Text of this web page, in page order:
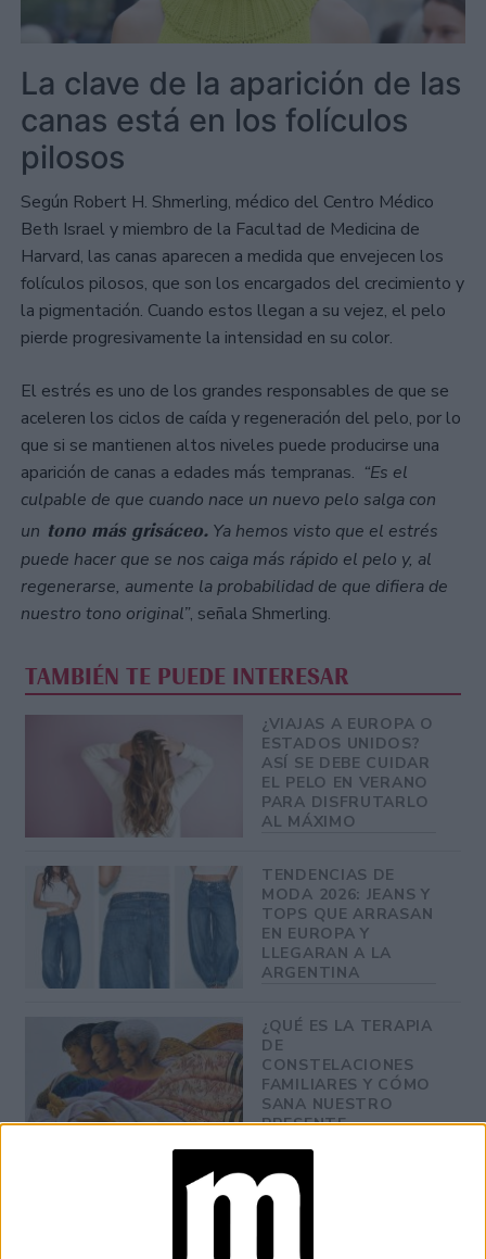
La clave de la aparición de las
canas está en los folículos
pilosos
Según Robert H. Shmerling, médico del Centro Médico
Beth Israel y miembro de la Facultad de Medicina de
Harvard, las canas aparecen a medida que envejecen los
folículos pilosos, que son los encargados del crecimiento y
la pigmentación. Cuando estos llegan a su vejez, el pelo
pierde progresivamente la intensidad en su color.
El estrés es uno de los grandes responsables de que se
aceleren los ciclos de caída y regeneración del pelo, por lo
que si se mantienen altos niveles puede producirse una
aparición de canas a edades más tempranas. “Es el
culpable de que cuando nace un nuevo pelo salga con
un tono más grisáceo. Ya hemos visto que el estrés
puede hacer que se nos caiga más rápido el pelo y, al
regenerarse, aumente la probabilidad de que difiera de
nuestro tono original”, señala Shmerling.
TAMBIÉN TE PUEDE INTERESAR
¿VIAJAS A EUROPA O
ESTADOS UNIDOS?
ASÍ SE DEBE CUIDAR
EL PELO EN VERANO
PARA DISFRUTARLO
AL MÁXIMO
TENDENCIAS DE
MODA 2026: JEANS Y
TOPS QUE ARRASAN
EN EUROPA Y
LLEGARAN A LA
ARGENTINA
¿QUÉ ES LA TERAPIA
DE
CONSTELACIONES
FAMILIARES Y CÓMO
SANA NUESTRO
PRESENTE
QUÉ ES EL NO POO:
LA TENDENCIA EN